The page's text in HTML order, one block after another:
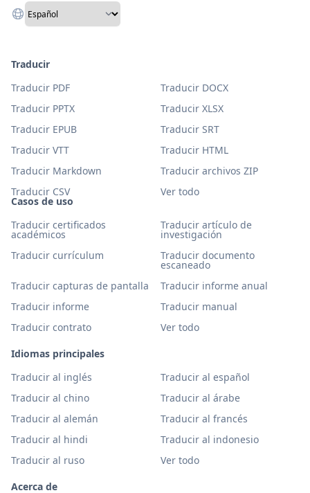
Casos de uso
Traducir certificados
académicos
Traducir artículo de
investigación
Traducir currículum
Traducir documento
escaneado
Traducir capturas de pantalla
Traducir informe anual
Traducir informe
Traducir manual
Traducir contrato
Ver todo
Idiomas principales
Traducir al inglés
Traducir al español
Traducir al chino
Traducir al árabe
Traducir al alemán
Traducir al francés
Traducir al hindi
Traducir al indonesio
Traducir al ruso
Ver todo
Traducir
Traducir PDF
Traducir DOCX
Traducir PPTX
Traducir XLSX
Traducir EPUB
Traducir SRT
Traducir VTT
Traducir HTML
Traducir Markdown
Traducir archivos ZIP
Traducir CSV
Ver todo
Acerca de